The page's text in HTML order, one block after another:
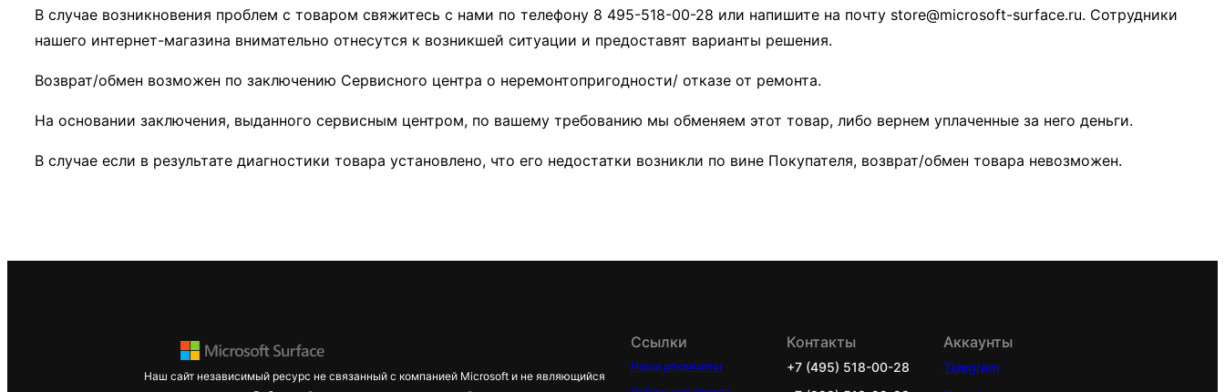
В случае возникновения проблем с товаром свяжитесь с нами по телефону 8 495-518-00-28 или напишите на почту store@microsoft-surface.ru. Сотрудники
нашего интернет-магазина внимательно отнесутся к возникшей ситуации и предоставят варианты решения.
Возврат/обмен возможен по заключению Сервисного центра о неремонтопригодности/ отказе от ремонта.
На основании заключения, выданного сервисным центром, по вашему требованию мы обменяем этот товар, либо вернем уплаченные за него деньги.
В случае если в результате диагностики товара установлено, что его недостатки возникли по вине Покупателя, возврат/обмен товара невозможен.
Наш сайт независимый ресурс не связанный с компанией Microsoft и не являющийся
Ссылки
Наши реквизиты
Контакты
+7 (495) 518-00-28
Аккаунты
Telegram